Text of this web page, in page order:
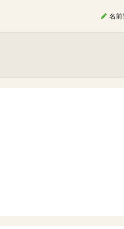
名前